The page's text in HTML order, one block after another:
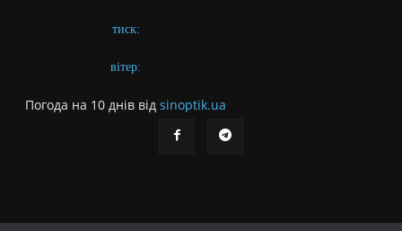
тиск:
вітер:
Погода на 10 днів від sinoptik.ua